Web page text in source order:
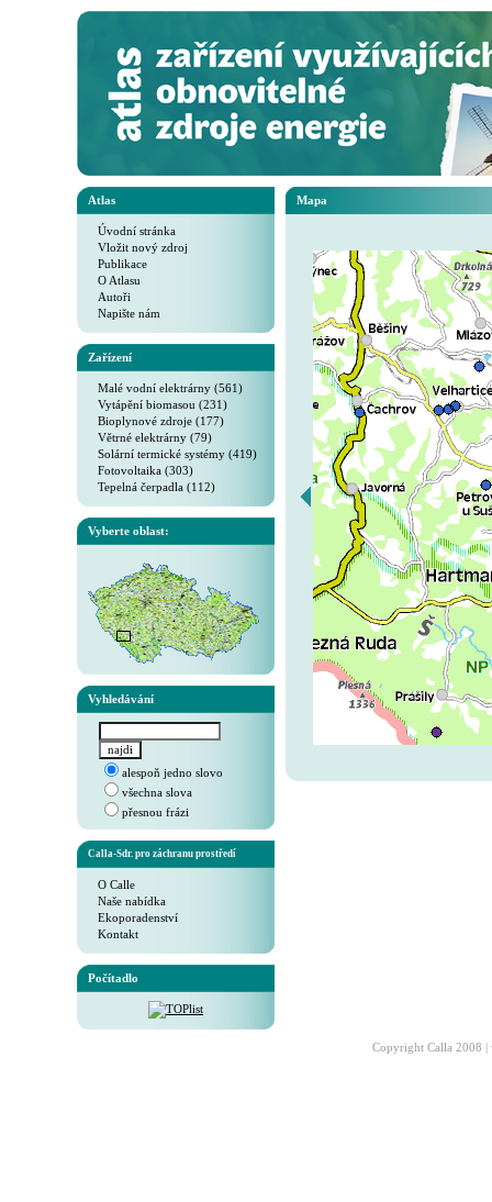
Atlas
Úvodní stránka
Vložit nový zdroj
Publikace
O Atlasu
Autoři
Napište nám
Zařízení
Malé vodní elektrárny (561)
Vytápění biomasou (231)
Bioplynové zdroje (177)
Větrné elektrárny (79)
Solární termické systémy (419)
Fotovoltaika (303)
Tepelná čerpadla (112)
Vyberte oblast:
Vyhledávání
alespoň jedno slovo
všechna slova
přesnou frázi
Calla-Sdr. pro záchranu prostředí
O Calle
Naše nabídka
Ekoporadenství
Kontakt
Počítadlo
Mapa
Copyright Calla 2008 |